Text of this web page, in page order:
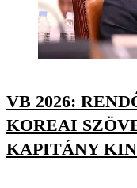
VB 2026:
KOREAI
KAPITÁNY